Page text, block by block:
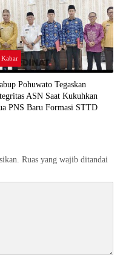
Kabar
Pohuwato Tegaskan
ASN Saat Kukuhkan
PNS Baru Formasi STTD
Ruas yang wajib ditandai